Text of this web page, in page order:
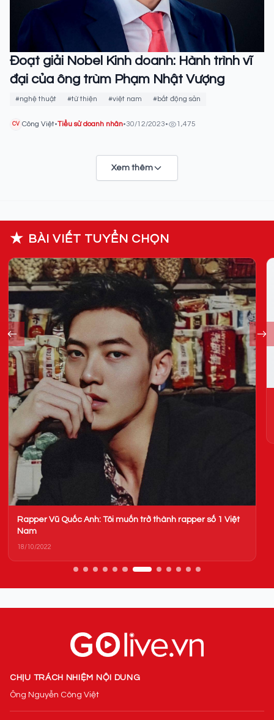
Đoạt giải Nobel Kinh doanh: Hành trình vĩ
đại của ông trùm Phạm Nhật Vượng
#nghệ thuật #từ thiện #việt nam #bất động sản
CV Công Việt•Tiểu sử doanh nhân•30/12/2023• 1,475
Xem thêm
★ BÀI VIẾT TUYỂN CHỌN
Rapper Vũ Quốc Anh: Tôi muốn trở thành rapper số 1 Việt
Nam
18/10/2022
CHỊU TRÁCH NHIỆM NỘI DUNG
Ông Nguyễn Công Việt